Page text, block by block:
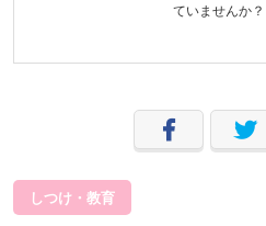
ていませんか？
しつけ・教育